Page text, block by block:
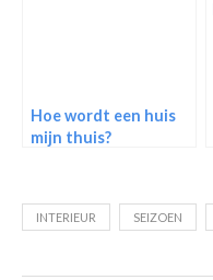
Hoe wordt een huis
mijn thuis?
INTERIEUR SEIZOEN